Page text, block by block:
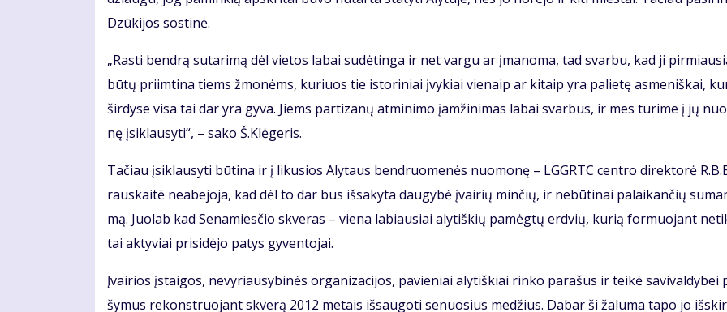
Dzū­ki­jos sos­ti­nė.
„Ras­ti ben­drą su­ta­ri­mą dėl vie­tos la­bai su­dė­tin­ga ir net var­gu ar įma­no­ma, tad svar­bu, kad ji
bū­tų pri­im­ti­na tiems žmo­nėms, ku­riuos tie is­to­ri­niai įvy­kiai vie­naip ar ki­taip yra pa­lie­tę as­me­niš­kai,
šir­dy­se vi­sa tai dar yra gy­va. Jiems par­ti­za­nų at­mi­ni­mo įam­ži­ni­mas la­bai svar­bus, ir mes tu­ri­me į jų
nę įsi­klau­sy­ti“, – sa­ko Š.Klė­ge­ris.
Ta­čiau įsi­klau­sy­ti bū­ti­na ir į li­ku­sios Aly­taus ben­druo­me­nės nuo­mo­nę – LGGRTC cen­tro di­rek­to­rė
raus­kai­tė ne­abe­jo­ja, kad dėl to dar bus iš­sa­ky­ta dau­gy­bė įvai­rių min­čių, ir ne­bū­ti­nai pa­lai­kan­čių
mą. Juo­lab kad Se­na­mies­čio skve­ras – vie­na la­biau­siai aly­tiš­kių pa­mėg­tų erd­vių, ku­rią for­muo­jant
tai ak­ty­viai pri­si­dė­jo pa­tys gy­ven­to­jai.
Įvai­rios įstai­gos, ne­vy­riau­sy­bi­nės or­ga­ni­za­ci­jos, pa­vie­niai aly­tiš­kiai rin­ko pa­ra­šus ir tei­kė sa­vi­val­dy­bei
šy­mus re­konst­ruo­jant skve­rą 2012 me­tais iš­sau­go­ti se­nuo­sius me­džius. Da­bar ši ža­lu­ma ta­po jo